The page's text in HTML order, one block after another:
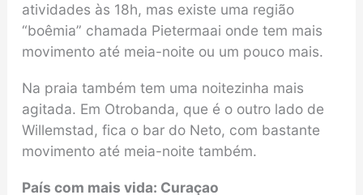
atividades às 18h, mas existe uma região
“boêmia” chamada Pietermaai onde tem mais
movimento até meia-noite ou um pouco mais.
Na praia também tem uma noitezinha mais
agitada. Em Otrobanda, que é o outro lado de
Willemstad, fica o bar do Neto, com bastante
movimento até meia-noite também.
País com mais vida: Curaçao